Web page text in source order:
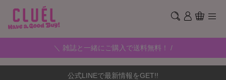
＼ 雑誌と一緒にご購入で送料無料！ /
公式LINEで最新情報をGET!!